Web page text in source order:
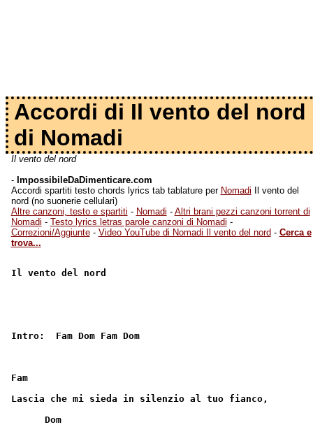
Accordi di Il vento del nord
di Nomadi
Il vento del nord
- ImpossibileDaDimenticare.com
Accordi spartiti testo chords lyrics tab tablature per Nomadi Il vento del
nord (no suonerie cellulari)
Altre canzoni, testo e spartiti - Nomadi - Altri brani pezzi canzoni torrent di
Nomadi - Testo lyrics letras parole canzoni di Nomadi -
Correzioni/Aggiunte- Video YouTube di Nomadi Il vento del nord - Cerca e
trova...
Il vento del nord
Intro:  Fam Dom Fam Dom
Fam
Lascia che mi sieda in silenzio al tuo fianco,
      Dom